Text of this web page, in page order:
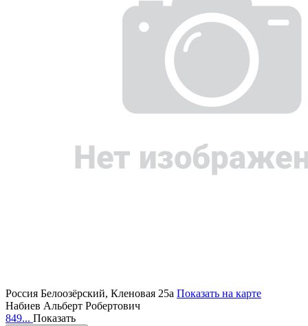
Россия Белоозёрский, Кленовая 25а Показать на карте
Набиев Альберт Робертович
849... Показать